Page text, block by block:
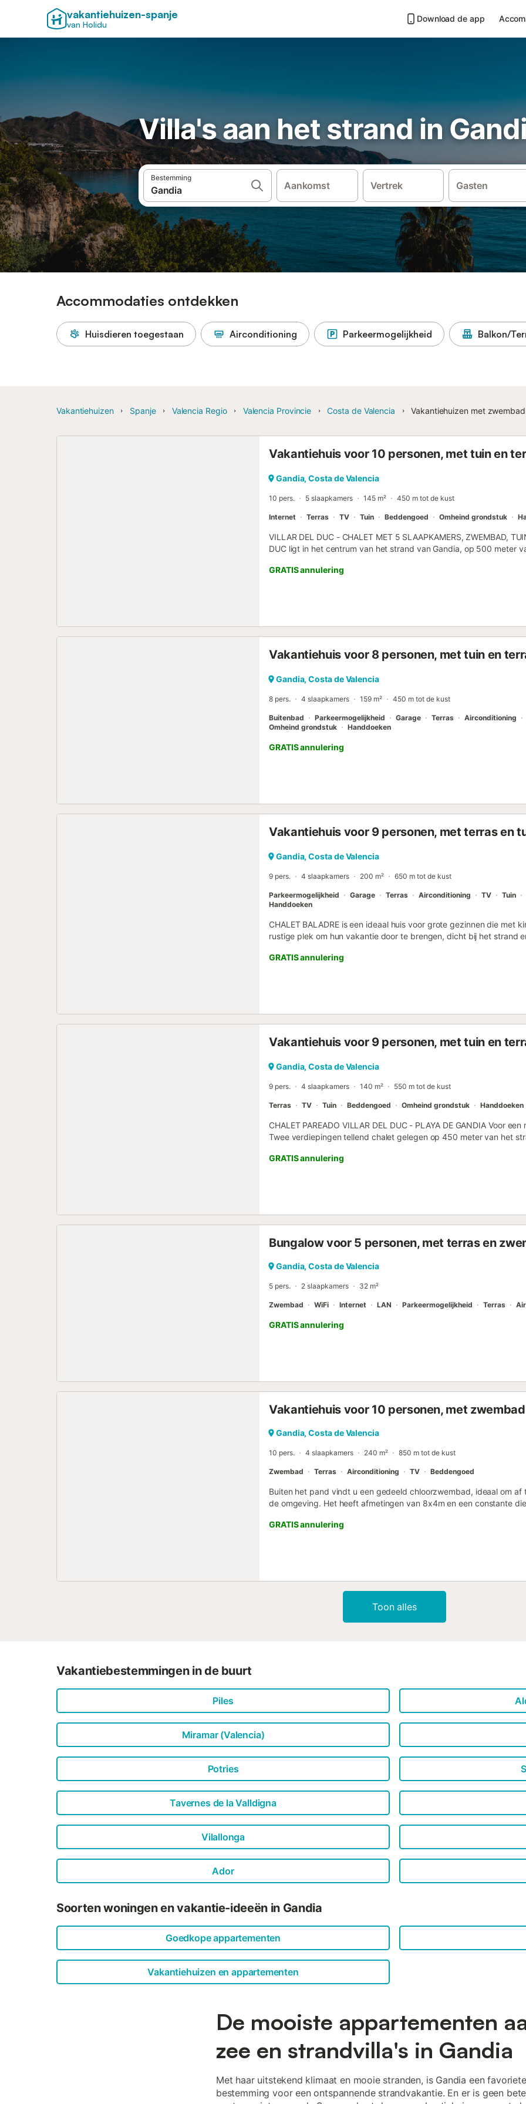
vakantiehuizen-spanje
van Holidu
Download de app
Villa's aan het strand in
Bestemming
Aankomst Vertrek Gasten
Accommodaties ontdekken
Huisdieren toegestaan Airconditioning Parkeermogelijkheid Balkon/
Vakantiehuizen Spanje Valencia Regio Valencia Provincie Costa de Valencia Vakantiehuizen met
Vakantiehuis voor 10 personen, met tuin en
Gandia, Costa de Valencia
10 pers. 5 slaapkamers 145 m² 450 m tot de kust
Internet Terras TV Tuin Beddengoed Omheind grondstuk
VILLAR DEL DUC - CHALET MET 5 SLAAPKAMERS, ZWEMBAD,
DUC ligt in het centrum van het strand van Gandia, op 500 meter
voor 10 personen. Op de begane grond: Woonkamer, volledig
badkamer met douche en 1 slaapkamer met twee bedden. Op de
badkamer met douche en 1 badkamer met bad. Het beschikt
ruime tuinen. ER IS GEEN GARAGE. INTERNET - Wi-Fi in het hele
ALLEEN VERHUURD AAN FAMILIES***...
GRATIS annulering
Vakantiehuis voor 8 personen, met tuin en
Gandia, Costa de Valencia
8 pers. 4 slaapkamers 159 m² 450 m tot de kust
Buitenbad Parkeermogelijkheid Garage Terras Airconditioning
Omheind grondstuk
Handdoeken
GRATIS annulering
Vakantiehuis voor 9 personen, met terras en
Gandia, Costa de Valencia
9 pers. 4 slaapkamers 200 m² 650 m tot de kust
Parkeermogelijkheid Garage Terras Airconditioning TV Tuin
Handdoeken
CHALET BALADRE is een ideaal huis voor grote gezinnen die met
rustige plek om hun vakantie door te brengen, dicht bij het strand
slaapkamers en 3 badkamers. • Bestaat uit 4 slaapkamers: Op de
directe toegang tot de patio en tuin, aparte volledig uitgeruste
eerste verdieping: beschikt over 4 slaapkamers (1 slaapkamer
slaapkamers met elk twee bedden) en twee complete badkamers
AANWEZIG IN DE WOONKAMER, DE SLAAPKAMER MET DUBBEL
UITGERUST MET: TV, Wasmachine, Keramische kookplaat,
theedoeken, servies en keukengerei. *** Deze accommodatie
GRATIS annulering
Vakantiehuis voor 9 personen, met tuin en
Gandia, Costa de Valencia
9 pers. 4 slaapkamers 140 m² 550 m tot de kust
Terras TV Tuin Beddengoed Omheind grondstuk Handdoeken
CHALET PAREADO VILLAR DEL DUC - PLAYA DE GANDIA Voor
Twee verdiepingen tellend chalet gelegen op 450 meter van het
begane grond: Woon-eetkamer met slaapbank, volledig uitgeruste
badkamer met ligbad en 1 slaapkamer met twee bedden. Op de
met elk twee bedden, 1 slaapkamer met een tweepersoonsbed
Voorzieningen: Privé garage in het huis voor één auto,
Uitgerust met: TV, wasmachine, koelkast, magnetron, oven,
GRATIS annulering
Bungalow voor 5 personen, met terras en
Gandia, Costa de Valencia
5 pers. 2 slaapkamers 32 m²
Zwembad WiFi Internet LAN Parkeermogelijkheid Terras
GRATIS annulering
Vakantiehuis voor 10 personen, met
Gandia, Costa de Valencia
10 pers. 4 slaapkamers 240 m² 850 m tot de kust
Zwembad Terras Airconditioning TV Beddengoed
Buiten het pand vindt u een gedeeld chloorzwembad, ideaal om af
de omgeving. Het heeft afmetingen van 8x4m en een constante
buitenruimte waar u kunt genieten van een barbecue met uw
grond kunt u 's ochtends ontbijten en nieuwe energie opdoen
over drie verdiepingen. Op de begane grond vinden gasten een
airconditioning. Ze hebben ook toegang tot een veranda met tafel
een keramische kookplaat en is volledig uitgerust met al het
-1, 1 en 2. Op verdieping -1 is een kleine ruimte met twee fauteuils
tweepersoonsbed en twee eenpersoonsbedden. Op de eerste
GRATIS annulering
Toon alles
Vakantiebestemmingen in de buurt
Piles
Miramar (Valencia)
Potries
Tavernes de la Valldigna
Vilallonga
Ador
Soorten woningen en vakantie-ideeën in Gandia
Goedkope appartementen
Vakantiehuizen en appartementen
De mooiste appartementen
zee en strandvilla's in Gandia
Met haar uitstekend klimaat en mooie stranden, is Gandia een favoriete
bestemming voor een ontspannende strandvakantie. En er is geen